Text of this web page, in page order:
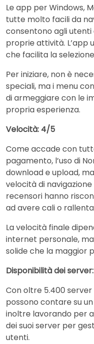
Le app per Windows,
tutte molto facili da
consentono agli utenti
proprie attività. L’app
che facilita la
Per iniziare, non è
speciali, ma i menu
di armeggiare con le
propria esperienza.
Velocità: 4/5
Come accade con
pagamento, l’uso di
download e upload,
velocità di
recensori hanno
ad avere cali o
La velocità finale
internet personale,
solide che la maggior
Disponibilità dei
Con oltre 5.400 server
possono contare su
inoltre lavorando per
dei suoi server per
utenti.